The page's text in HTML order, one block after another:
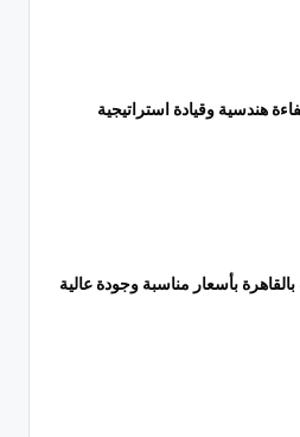
هندسية وقيادة استراتيجية
بأسعار مناسبة وجودة عالية